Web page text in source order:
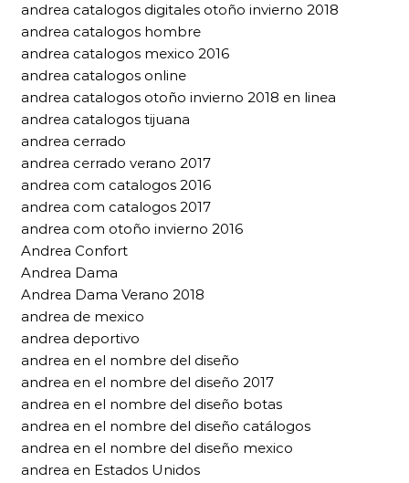
andrea catalogos digitales otoño invierno 2018
andrea catalogos hombre
andrea catalogos mexico 2016
andrea catalogos online
andrea catalogos otoño invierno 2018 en linea
andrea catalogos tijuana
andrea cerrado
andrea cerrado verano 2017
andrea com catalogos 2016
andrea com catalogos 2017
andrea com otoño invierno 2016
Andrea Confort
Andrea Dama
Andrea Dama Verano 2018
andrea de mexico
andrea deportivo
andrea en el nombre del diseño
andrea en el nombre del diseño 2017
andrea en el nombre del diseño botas
andrea en el nombre del diseño catálogos
andrea en el nombre del diseño mexico
andrea en Estados Unidos